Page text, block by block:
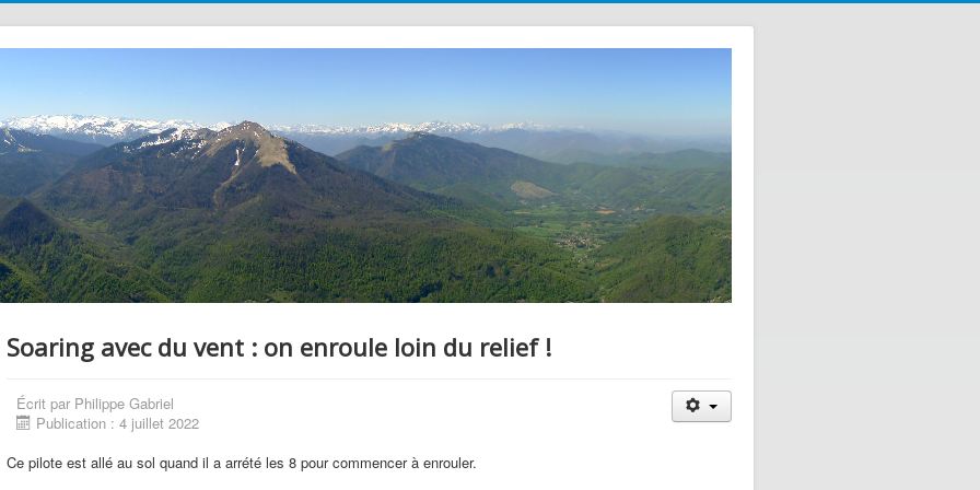
Soaring avec du vent : on enroule loin du relief !
Écrit par Philippe Gabriel
Publication : 4 juillet 2022
Ce pilote est allé au sol quand il a arrété les 8 pour commencer à enrouler.